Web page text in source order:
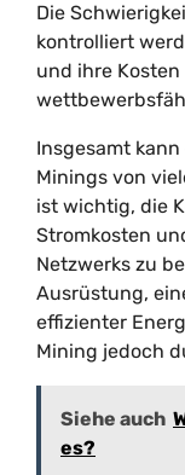
Die
kontrolliert
und ihre
Insgesamt
Minings von
ist wichtig, die
Stromkosten
Netzwerks zu
Ausrüstung,
effizienter
Mining jedoch
Siehe auch
es?